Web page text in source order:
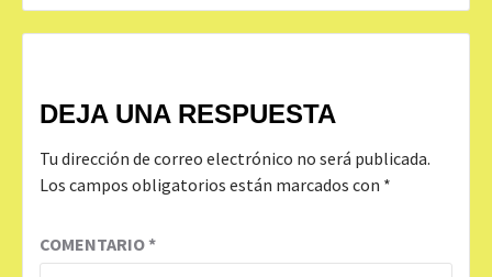
DEJA UNA RESPUESTA
Tu dirección de correo electrónico no será publicada.
Los campos obligatorios están marcados con *
COMENTARIO*